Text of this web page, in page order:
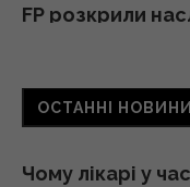
FP розкрили
214 мільйонів
04:31 п'ятниця, 07
ОСТАННІ НОВИНИ
Чому лікарі у